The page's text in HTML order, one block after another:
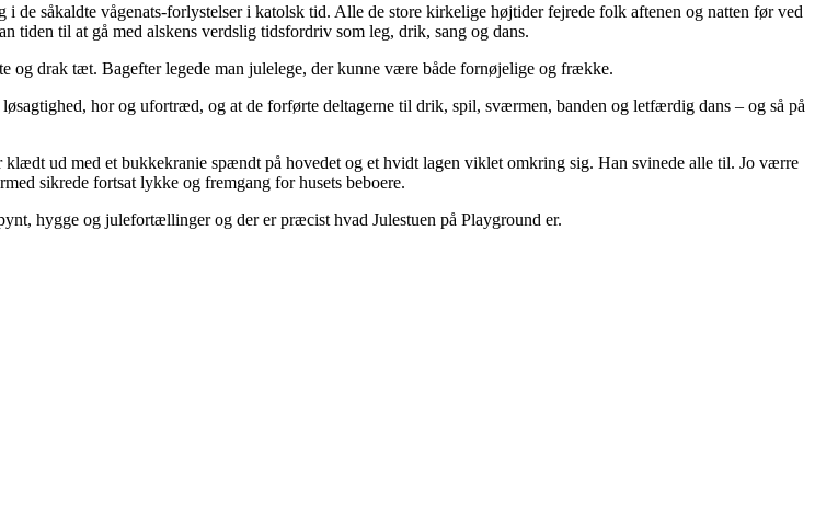
såkaldte vågenats-forlystelser i katolsk tid. Alle de store kirkelige højtider fejrede folk aftenen og natten før ved
tiden til at gå med alskens verdslig tidsfordriv som leg, drik, sang og dans.
og drak tæt. Bagefter legede man julelege, der kunne være både fornøjelige og frække.
hor og ufortræd, og at de forførte deltagerne til drik, spil, sværmen, banden og letfærdig dans – og så på
ud med et bukkekranie spændt på hovedet og et hvidt lagen viklet omkring sig. Han svinede alle til. Jo værre
sikrede fortsat lykke og fremgang for husets beboere.
hygge og julefortællinger og der er præcist hvad Julestuen på Playground er.